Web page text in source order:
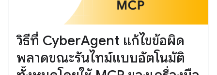
วิธีที่ CyberAgent แก้ไขข้อผิด
พลาดขณะรันไทม์แบบอัตโนมัติ